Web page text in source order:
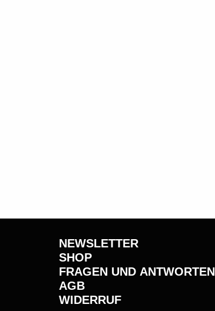
NEWSLETTER
SHOP
FRAGEN UND ANTWORTEN
AGB
WIDERRUF